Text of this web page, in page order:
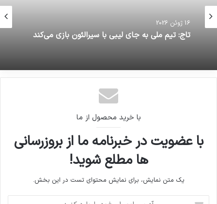
16 ژوئن 2026
تاج: تیم ملی به جای لیبی با سیرالئون بازی می‌کند
با خرید محصول از ما
با عضویت در خبرنامه ما از بروزرسانی
ها مطلع شوید!
یک متن نمایش، برای نمایش محتوای تست در این بخش.